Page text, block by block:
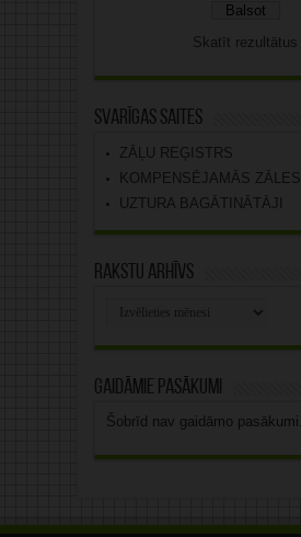
Skatīt rezultātus
Svarīgas saites
ZĀĻU REĢISTRS
KOMPENSĒJAMĀS ZĀLES
UZTURA BAGĀTINĀTĀJI
Rakstu arhīvs
Gaidāmie pasākumi
Šobrīd nav gaidāmo pasākumi.